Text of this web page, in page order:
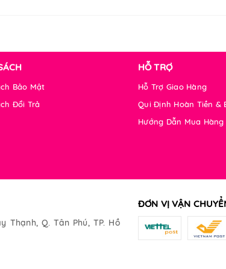
Bảo Mật
Đổi Trả
HỖ TRỢ
Hỗ Trợ Giao Hàng
Qui Định Hoàn Tiền &
Hướng Dẫn Mua Hàng
Thạnh, Q. Tân Phú, TP. Hồ
ĐƠN VỊ VẬN